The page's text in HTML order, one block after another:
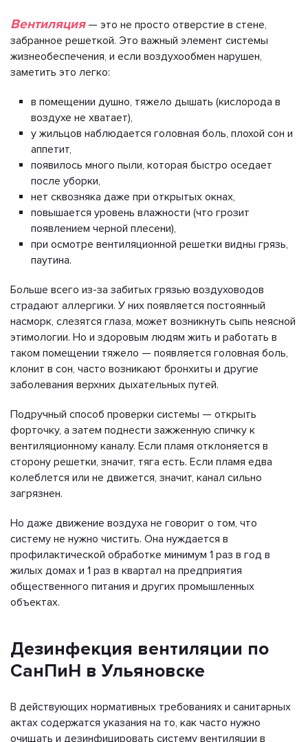
Вентиляция— это не просто отверстие в стене,
забранное решеткой. Это важный элемент системы
жизнеобеспечения, и если воздухообмен нарушен,
заметить это легко:
в помещении душно, тяжело дышать (кислорода в
воздухе не хватает),
у жильцов наблюдается головная боль, плохой сон и
аппетит,
появилось много пыли, которая быстро оседает
после уборки,
нет сквозняка даже при открытых окнах,
повышается уровень влажности (что грозит
появлением черной плесени),
при осмотре вентиляционной решетки видны грязь,
паутина.
Больше всего из-за забитых грязью воздуховодов
страдают аллергики. У них появляется постоянный
насморк, слезятся глаза, может возникнуть сыпь неясной
этимологии. Но и здоровым людям жить и работать в
таком помещении тяжело — появляется головная боль,
клонит в сон, часто возникают бронхиты и другие
заболевания верхних дыхательных путей.
Подручный способ проверки системы — открыть
форточку, а затем поднести зажженную спичку к
вентиляционному каналу. Если пламя отклоняется в
сторону решетки, значит, тяга есть. Если пламя едва
колеблется или не движется, значит, канал сильно
загрязнен.
Но даже движение воздуха не говорит о том, что
систему не нужно чистить. Она нуждается в
профилактической обработке минимум 1 раз в год в
жилых домах и 1 раз в квартал на предприятия
общественного питания и других промышленных
объектах.
Дезинфекция вентиляции по
СанПиН в Ульяновске
В действующих нормативных требованиях и санитарных
актах содержатся указания на то, как часто нужно
очищать и дезинфицировать систему вентиляции в